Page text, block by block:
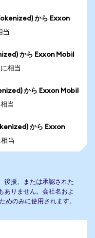
から Exxon
当
から Exxon Mobil
相当
から Exxon Mobil
当
から Exxon
当
後援、または承認された
ありません。会社名およ
めのみに使用されます。